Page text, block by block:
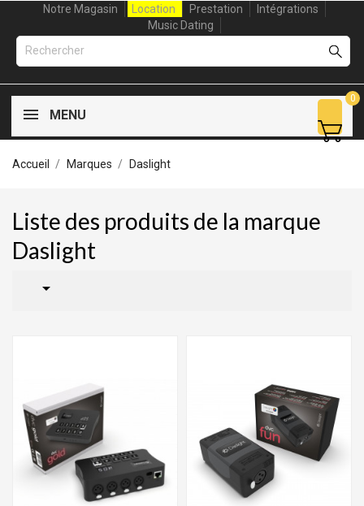
Notre Magasin Location Prestation
Intégrations
Music Dating
MENU
0
Accueil Marques Daslight
Liste des produits de la marque
Daslight
